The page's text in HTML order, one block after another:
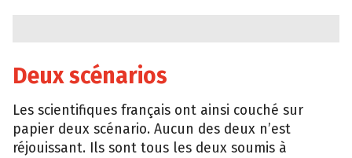
Deux scénarios
Les scientifiques français ont ainsi couché sur
papier deux scénario. Aucun des deux n’est
réjouissant. Ils sont tous les deux soumis à